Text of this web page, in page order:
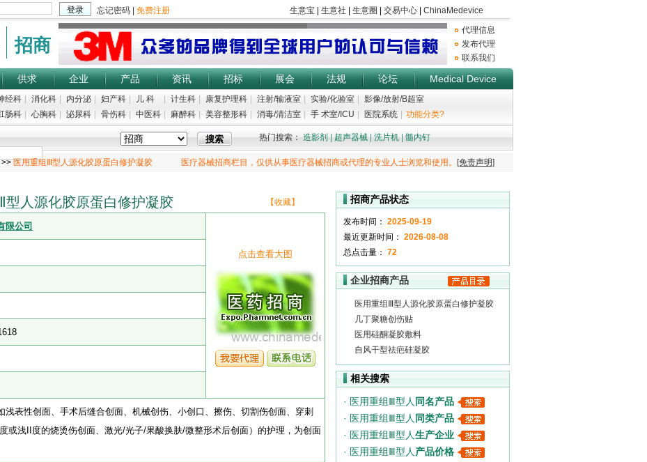
招商
代理信息
发布代理
联系我们
供求 企业 产品 资讯 招标 展会 法规 论坛 Medical Device
经科 消化科 内分泌 妇产科 儿 科 计生科 康复护理科 注射/输液室 实验/化验室
影像/放射/B超室
肠科 心胸科 泌尿科 骨伤科 中医科 麻醉科 美容整形科 消毒/清洁室 手 术室/ICU 医院系统 功能分类?
热门搜索： 造影剂 超声器械 洗片机 髓内钉
>>医用重组Ⅲ型人源化胶原蛋白修护凝胶
医疗器械招商栏目，仅供从事医疗器械招商或代理的专业人士浏览和使用。 [免责声明]
型人源化胶原蛋白修护凝胶 【收藏】
限公司
点击查看大图
浅表性创面、手术后缝合创面、机械创伤、小创口、擦伤、切割伤创面、穿刺
或浅II度的烧烫伤创面、激光/光子/果酸换肤/微整形术后创面）的护理，为创面
招商产品状态
发布时间： 2025-09-19
最近更新时间： 2026-08-08
总点击量： 72
企业招商产品
医用重组Ⅲ型人源化胶原蛋白修护凝胶
几丁聚糖创伤贴
医用硅酮凝胶敷料
自风干型祛疤硅凝胶
相关搜索
· 医用重组Ⅲ型人 同名产品
· 医用重组Ⅲ型人 同类产品
· 医用重组Ⅲ型人生产企业
· 医用重组Ⅲ型人产品价格